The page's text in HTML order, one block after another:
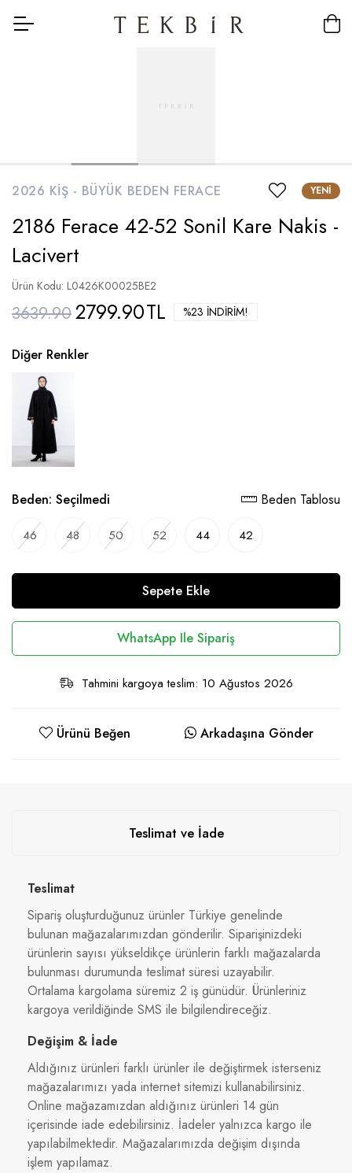
2026 KIŞ - BÜYÜK BEDEN FERACE YENI
2186 Ferace 42-52 Sonil Kare Nakis -
Lacivert
Ürün Kodu: L0426K00025BE2
3639.902799.90TL %23 İNDIRIM!
Diğer Renkler
Beden: Seçilmedi Beden Tablosu
46 48 50 52 44 42
Sepete Ekle
WhatsApp Ile Sipariş
Tahmini kargoya teslim: 10 Ağustos 2026
Ürünü Beğen Arkadaşına Gönder
Teslimat ve İade
Teslimat
Sipariş oluşturduğunuz ürünler Türkiye genelinde
bulunan mağazalarımızdan gönderilir. Siparişinizdeki
ürünlerin sayısı yükseldikçe ürünlerin farklı mağazalarda
bulunması durumunda teslimat süresi uzayabilir.
Ortalama kargolama süremiz 2 iş günüdür. Ürünleriniz
kargoya verildiğinde SMS ile bilgilendireceğiz.
Değişim & İade
Aldığınız ürünleri farklı ürünler ile değiştirmek isterseniz
mağazalarımızı yada internet sitemizi kullanabilirsiniz.
Online mağazamızdan aldığınız ürünleri 14 gün
içerisinde iade edebilirsiniz. İadeler yalnızca kargo ile
yapılabilmektedir. Mağazalarımızda değişim dışında
işlem yapılamaz.